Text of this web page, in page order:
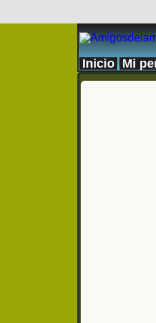
Inicio Mi